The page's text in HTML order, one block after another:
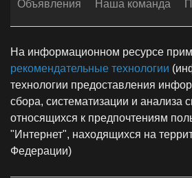
Объявления
Наша команда
На информационном ресурсе
рекомендательные технологии
технологии предоставления
сбора, систематизации и анализа
относящихся к предпочтениям
"Интернет", находящихся на
Федерации)